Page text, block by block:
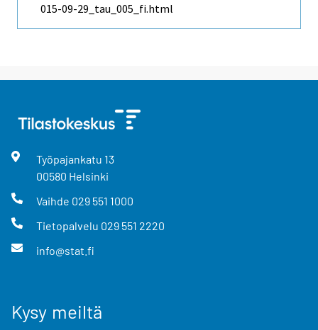
015-09-29_tau_005_fi.html
Työpajankatu 13
00580 Helsinki
Vaihde 029 551 1000
Tietopalvelu 029 551 2220
info@stat.fi
Kysy meiltä